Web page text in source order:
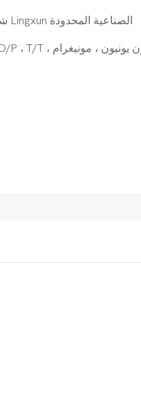
شركة شنغهاي Lingxun الصناعية المحدودة